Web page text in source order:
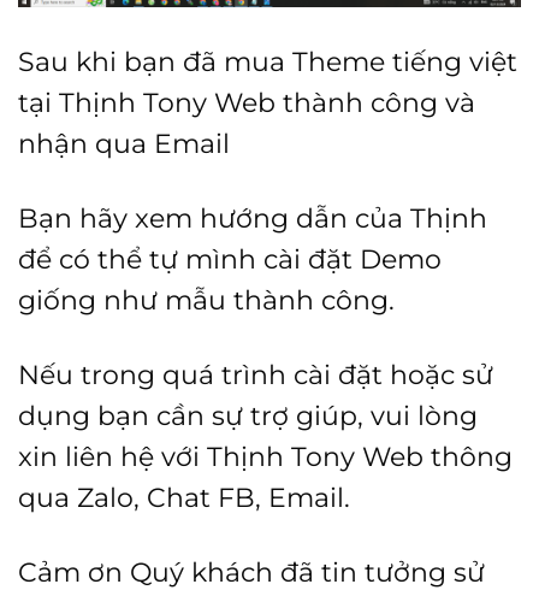
Sau khi bạn đã mua Theme tiếng việt
tại Thịnh Tony Web thành công và
nhận qua Email
Bạn hãy xem hướng dẫn của Thịnh
để có thể tự mình cài đặt Demo
giống như mẫu thành công.
Nếu trong quá trình cài đặt hoặc sử
dụng bạn cần sự trợ giúp, vui lòng
xin liên hệ với Thịnh Tony Web thông
qua Zalo, Chat FB, Email.
Cảm ơn Quý khách đã tin tưởng sử